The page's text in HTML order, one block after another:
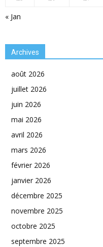
« Jan
Archives
août 2026
juillet 2026
juin 2026
mai 2026
avril 2026
mars 2026
février 2026
janvier 2026
décembre 2025
novembre 2025
octobre 2025
septembre 2025